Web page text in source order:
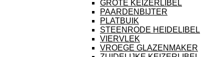
GROTE KEIZERLIBEL
PAARDENBIJTER
PLATBUIK
STEENRODE HEIDELIBEL
VIERVLEK
VROEGE GLAZENMAKER